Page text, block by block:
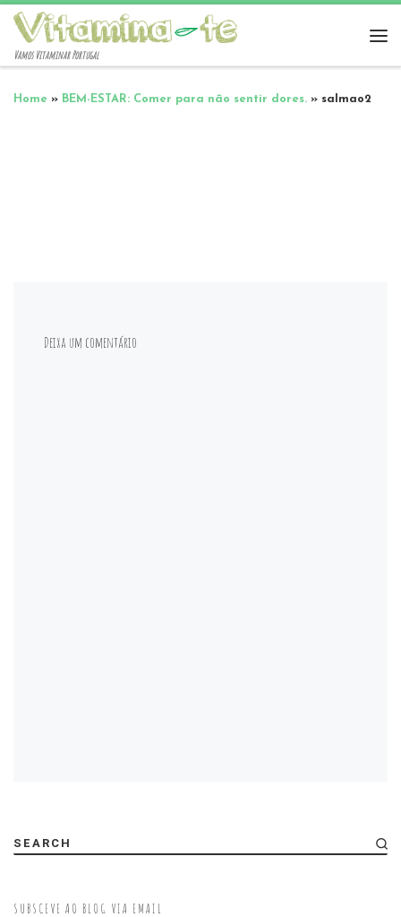
Vamos Vitaminar Portugal
Home » BEM-ESTAR: Comer para não sentir dores. » salmao2
Deixa um comentário
SEARCH
SUBSCEVE AO BLOG VIA EMAIL